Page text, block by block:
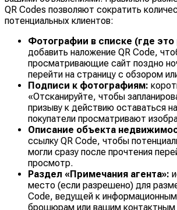
QR Codes позволяют сократить
потенциальных клиентов:
Фотографии в списке (где
добавить наложение QR Code,
просматривающие сайт поздно
перейти на страницу с обзором
Подписи к фотографиям:
«Отсканируйте, чтобы
призыву к действию оставаться
покупатели просматривают
Описание объекта
ссылку QR Code, чтобы
могли сразу после прочтения
просмотр.
Раздел «Примечания агента»:
место (если разрешено) для
Code, ведущей к
брошюрам или вашим